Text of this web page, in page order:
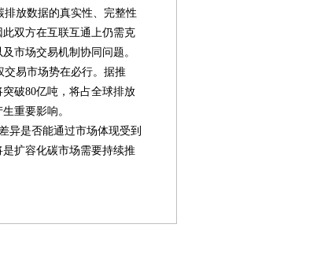
放数据的真实性、完整性
双方在互联互通上仍需克
市场交易机制协同问题。
易市场势在必行。据推
破80亿吨，将占全球排放
重要影响。
异是否能通过市场体现受到
扩容化碳市场需要持续推